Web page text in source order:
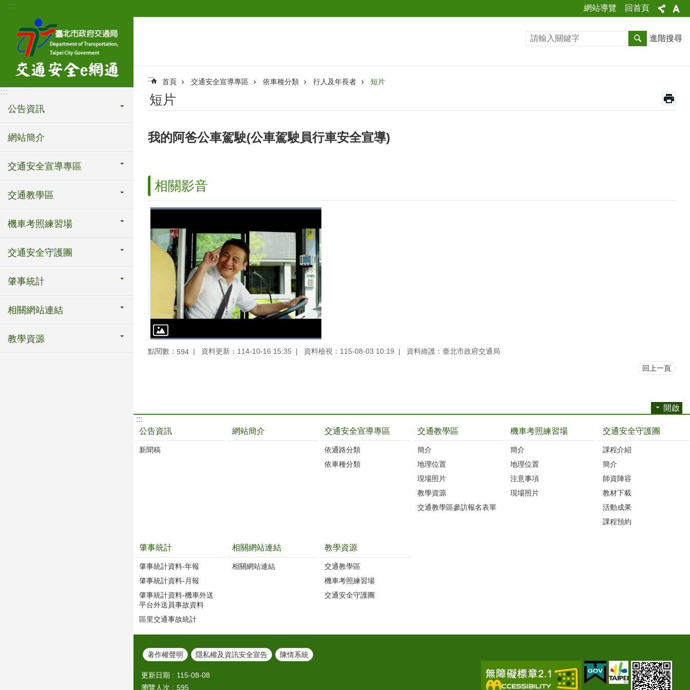
跳到主要內容區塊
::: 網站導覽 回首頁
:::
公告資訊
網站簡介
交通安全宣導專區
交通教學區
機車考照練習場
交通安全守護團
肇事統計
相關網站連結
教學資源
進階搜尋
::: 首頁 交通安全宣導專區 依車種分類 行人及年長者 短片
短片
我的阿爸公車駕駛(公車駕駛員行車安全宣導)
相關影音
點閱數： 594 資料更新：114-10-16 15:35 資料檢視：115-08-03 10:19 資料維護：臺北市政府交通局
回上一頁
開啟
:::
公告資訊
新聞稿
網站簡介 交通安全宣導專區
依通路分類
依車種分類
交通教學區
簡介
地理位置
現場照片
教學資源
交通教學區參訪報名表單
機車考照練習場
簡介
地理位置
注意事項
現場照片
交通安全守護團
課程介紹
簡介
師資陣容
教材下載
活動成果
課程預約
肇事統計
肇事統計資料-年報
肇事統計資料-月報
肇事統計資料-機車外送
平台外送員事故資料
區里交通事故統計
相關網站連結
相關網站連結
教學資源
交通教學區
機車考照練習場
交通安全守護團
著作權聲明 隱私權及資訊安全宣告 陳情系統
更新日期
115-08-08
瀏覽人次
595